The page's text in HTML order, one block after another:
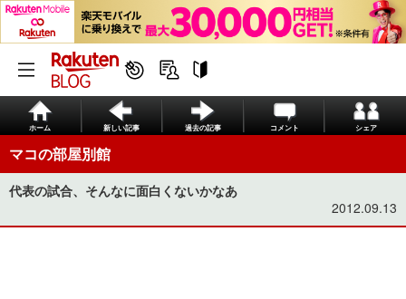
ホーム 新しい記事 過去の記事 コメント シェア
マコの部屋別館
代表の試合、そんなに面白くないかなあ
2012.09.13